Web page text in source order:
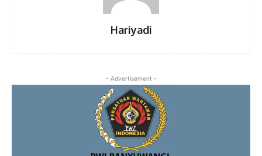
Hariyadi
- Advertisement -